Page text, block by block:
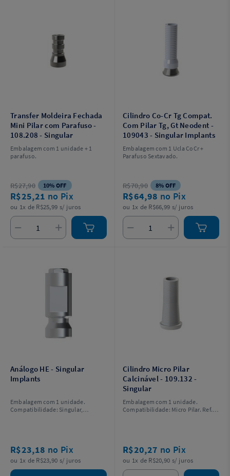
Transfer Moldeira Fechada
Mini Pilar com Parafuso -
108.208 - Singular
Embalagem com 1 unidade + 1
parafuso.
R$27,90 10% OFF
R$25,21 no Pix
ou 1x de R$25,99 s/ juros
Cilindro Co-Cr Tg Compat.
Com Pilar Tg, Gt Neodent -
109043 - Singular Implants
Embalagem com 1 Ucla CoCr +
Parafuso Sextavado.
R$70,90 8% OFF
R$64,98 no Pix
ou 1x de R$66,99 s/ juros
Análogo HE - Singular
Implants
Embalagem com 1 unidade.
Compatibilidade: Singular,
R$23,18 no Pix
ou 1x de R$23,90 s/ juros
Cilindro Micro Pilar
Calcinável - 109.132 -
Singular
Embalagem com 1 unidade.
Compatibilidade: Micro Pilar. Ref.
R$20,27 no Pix
ou 1x de R$20,90 s/ juros